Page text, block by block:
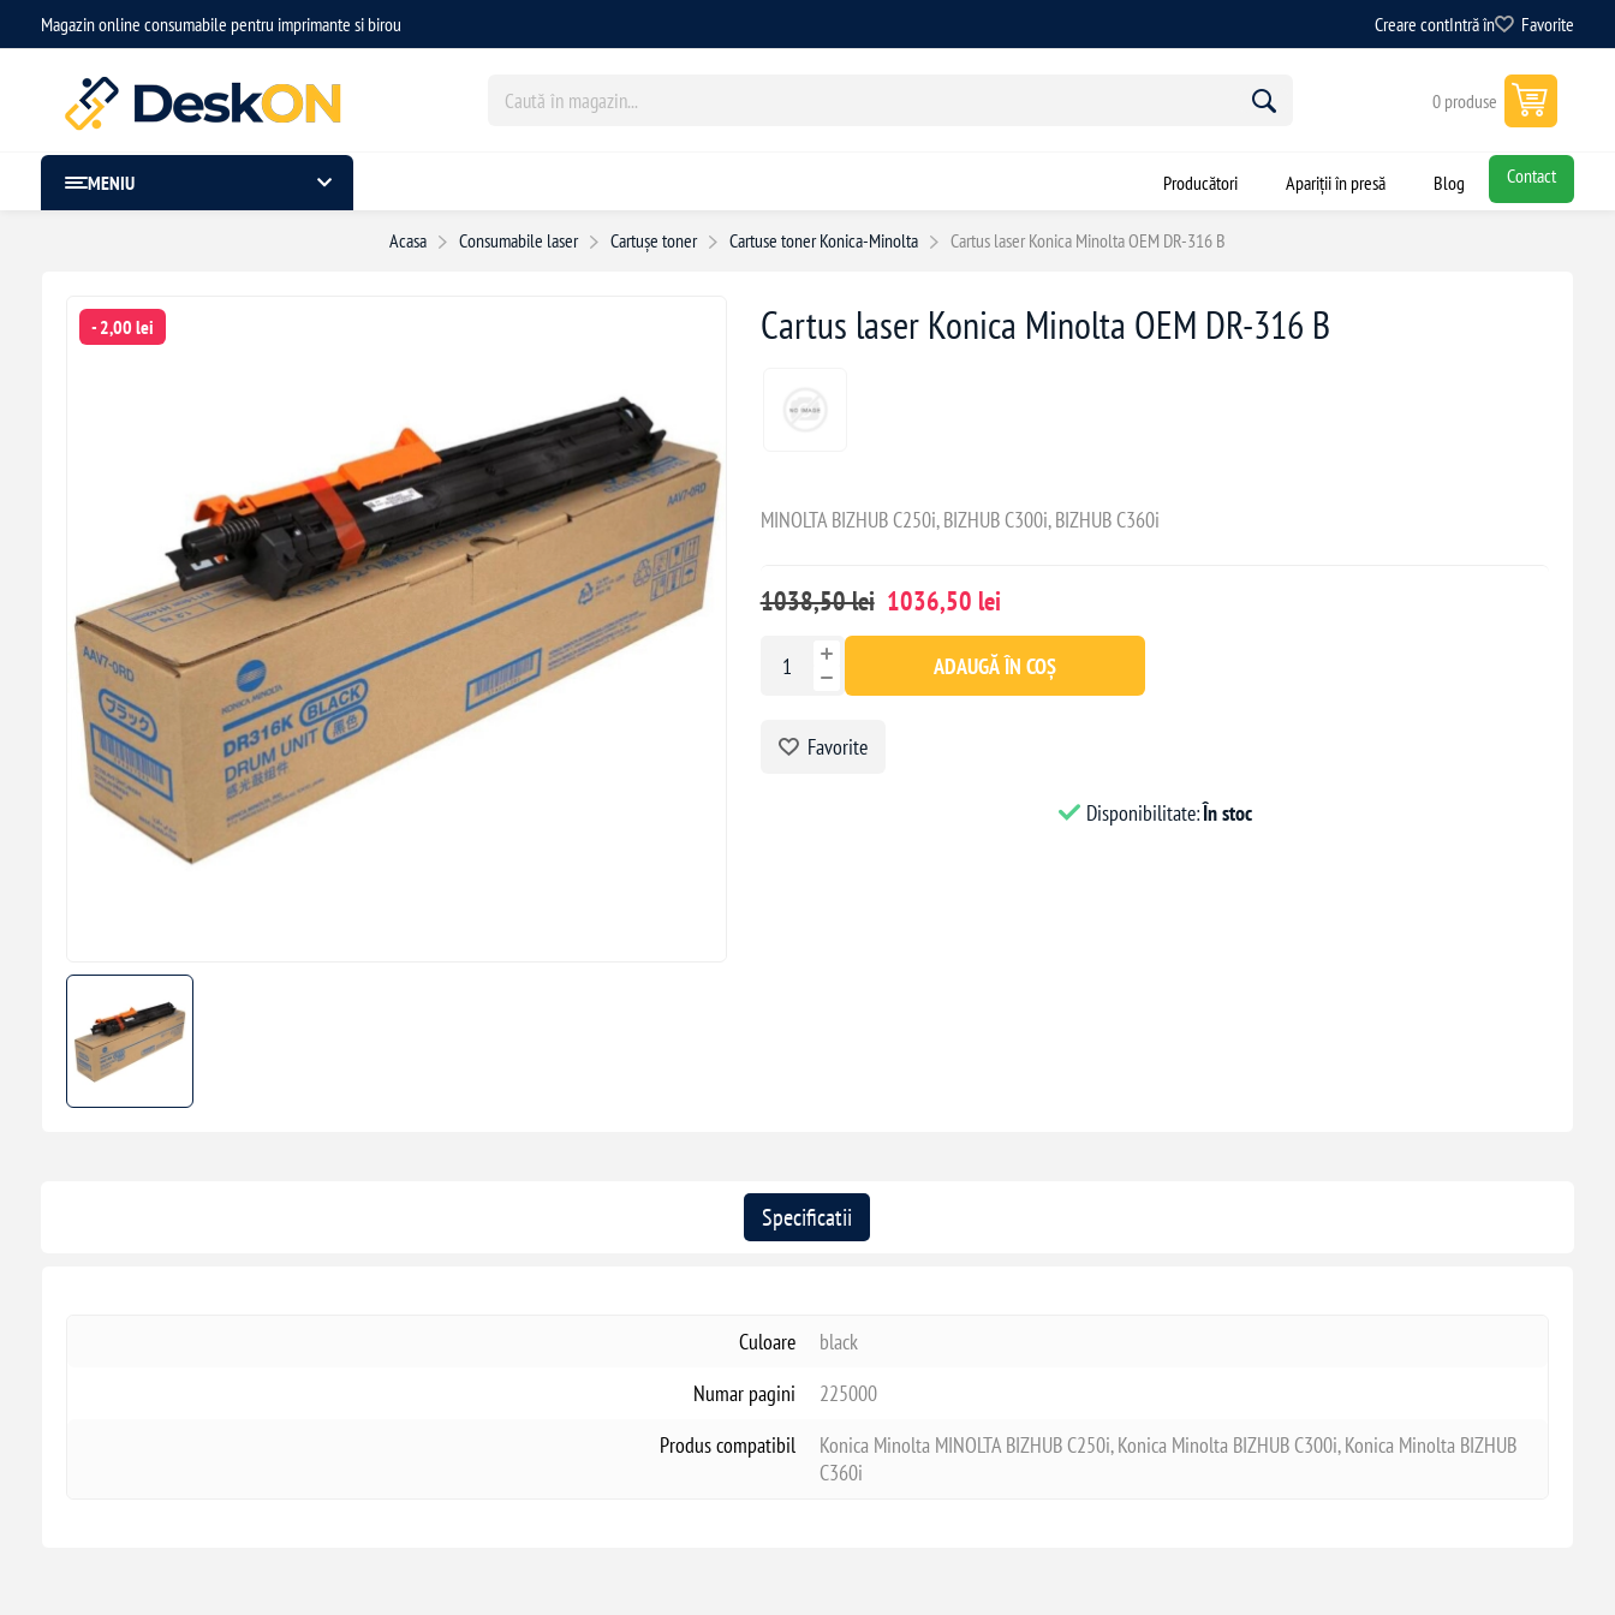
Magazin online consumabile pentru imprimante si birou Creare contIntră în Favorite
0 produse
MENIU Producători Apariții în presă Blog Contact
Acasa Consumabile laser Cartușe toner Cartuse toner Konica-Minolta Cartus laser Konica Minolta OEM DR-316 B
- 2,00 lei Cartus laser Konica Minolta OEM DR-316 B
MINOLTA BIZHUB C250i, BIZHUB C300i, BIZHUB C360i
1038,50 lei 1036,50 lei
ADAUGĂ ÎN COȘ
Favorite
Disponibilitate:În stoc
Specificatii
Culoare
black
Numar pagini
225000
Produs compatibil
Konica Minolta MINOLTA BIZHUB C250i, Konica Minolta BIZHUB C300i, Konica Minolta BIZHUB
C360i